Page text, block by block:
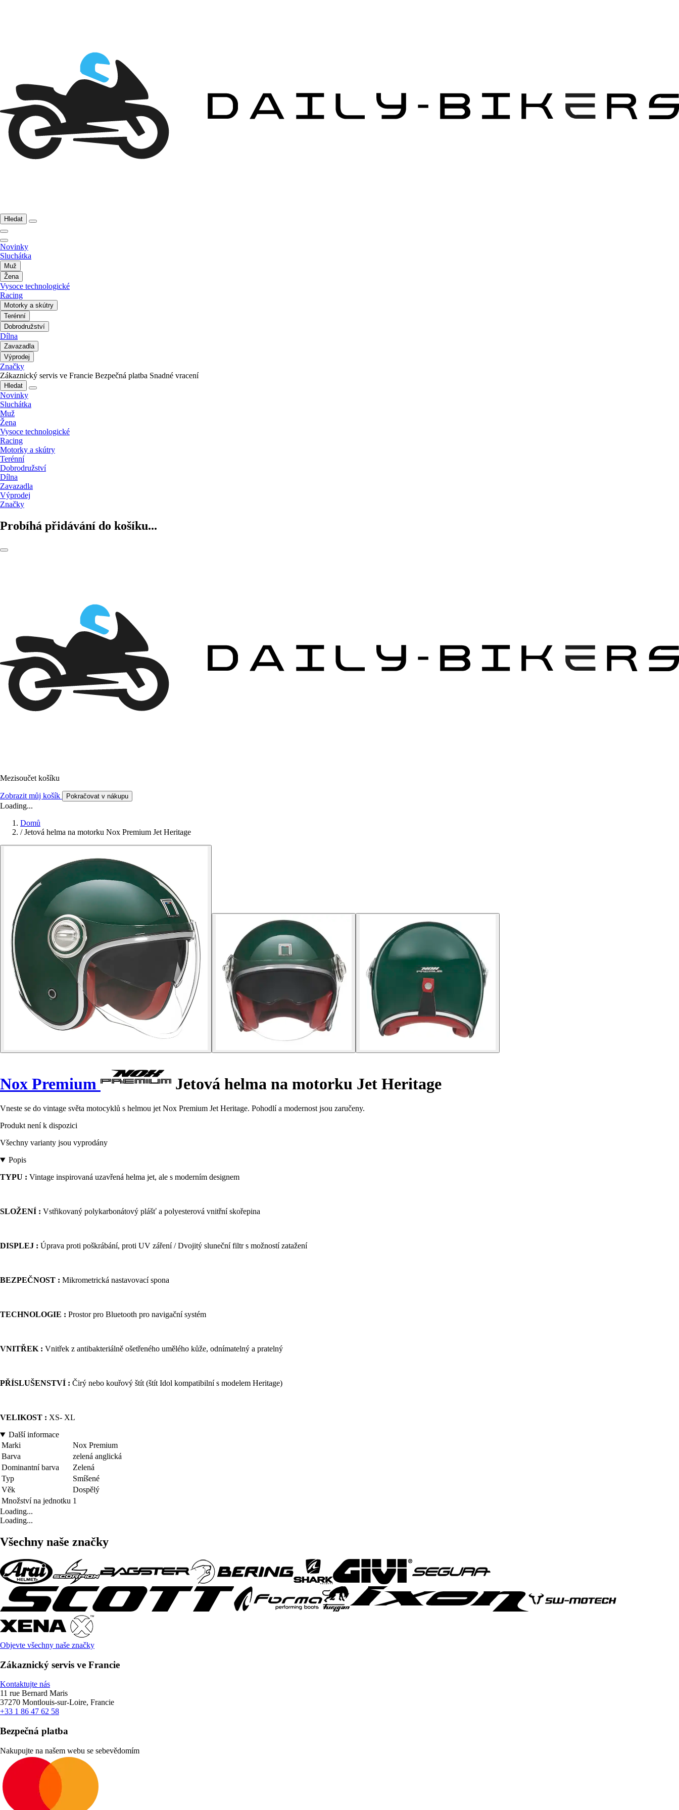
Hledat
Novinky
Sluchátka
Muž
Žena
Vysoce technologické
Racing
Motorky a skútry
Terénní
Dobrodružství
Dílna
Zavazadla
Výprodej
Značky
Zákaznický servis ve Francie Bezpečná platba Snadné vracení
Hledat
Novinky
Sluchátka
Muž
Žena
Vysoce technologické
Racing
Motorky a skútry
Terénní
Dobrodružství
Dílna
Zavazadla
Výprodej
Značky
Probíhá přidávání do košíku...
Mezisoučet košíku
Zobrazit můj košík Pokračovat v nákupu
Loading...
Domů
/ Jetová helma na motorku Nox Premium Jet Heritage
Nox Premium Jetová helma na motorku Jet Heritage
Vneste se do vintage světa motocyklů s helmou jet Nox Premium Jet Heritage. Pohodlí a modernost jsou zaručeny.
Produkt není k dispozici
Všechny varianty jsou vyprodány
Popis
TYPU : Vintage inspirovaná uzavřená helma jet, ale s moderním designem
SLOŽENÍ : Vstřikovaný polykarbonátový plášť a polyesterová vnitřní skořepina
DISPLEJ : Úprava proti poškrábání, proti UV záření / Dvojitý sluneční filtr s možností zatažení
BEZPEČNOST : Mikrometrická nastavovací spona
TECHNOLOGIE : Prostor pro Bluetooth pro navigační systém
VNITŘEK : Vnitřek z antibakteriálně ošetřeného umělého kůže, odnímatelný a pratelný
PŘÍSLUŠENSTVÍ : Čirý nebo kouřový štít (štít Idol kompatibilní s modelem Heritage)
VELIKOST : XS- XL
Další informace
Marki
Nox Premium
Barva
zelená anglická
Dominantní barva
Zelená
Typ
Smíšené
Věk
Dospělý
Množství na jednotku 1
Loading...
Loading...
Všechny naše značky
Objevte všechny naše značky
Zákaznický servis ve Francie
Kontaktujte nás
11 rue Bernard Maris
37270 Montlouis-sur-Loire, Francie
+33 1 86 47 62 58
Bezpečná platba
Nakupujte na našem webu se sebevědomím